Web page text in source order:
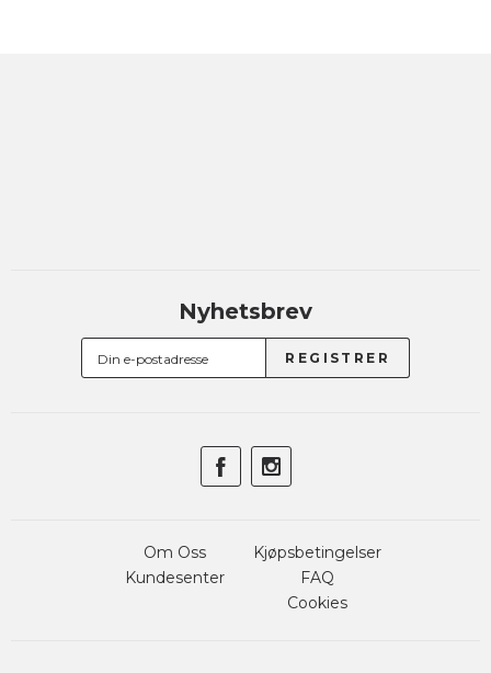
Nyhetsbrev
Om Oss
Kundesenter
Kjøpsbetingelser
FAQ
Cookies